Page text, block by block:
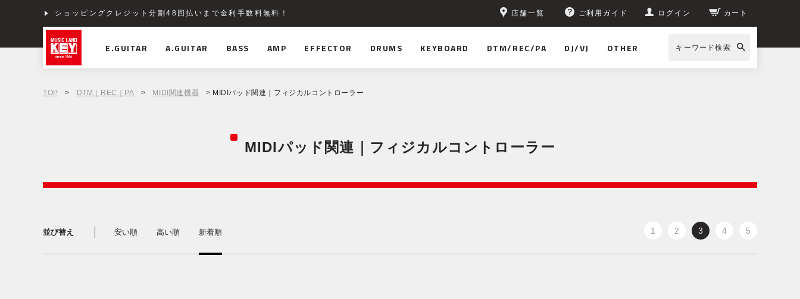
ショッピングクレジット分割48回払いまで金利手数料無料！ 店舗一覧 ご利用ガイド ログイン カート
E.GUITAR A.GUITAR BASS AMP EFFECTOR DRUMS KEYBOARD DTM/REC/PA DJ/VJ OTHER キーワード検索
TOP > DTM｜REC｜PA > MIDI関連機器 > MIDIパッド関連｜フィジカルコントローラー
MIDIパッド関連｜フィジカルコントローラー
並び替え 安い順 高い順 新着順 1 2 3 4 5